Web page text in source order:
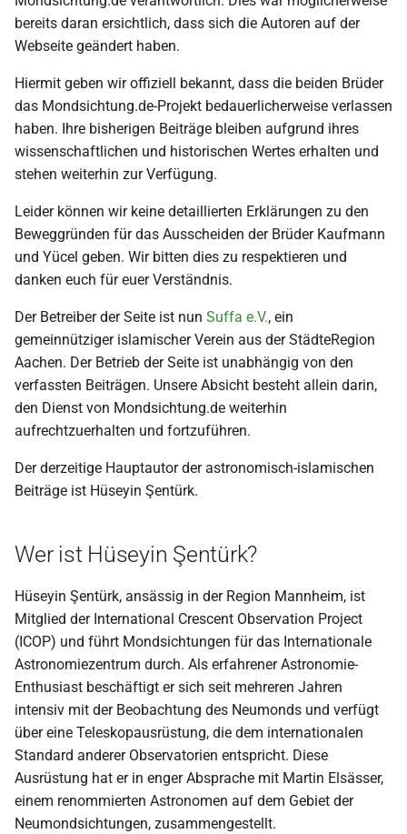
a
l
i
i
e
r
2017
2016
2015
2014
2012
2011
2010
2009
2008
2006
2005
2004
2003
2002
2001
bereits daran ersichtlich, dass sich die Autoren auf der
Webseite geändert haben.
Hiermit geben wir offiziell bekannt, dass die beiden Brüder
das Mondsichtung.de-Projekt bedauerlicherweise verlassen
haben. Ihre bisherigen Beiträge bleiben aufgrund ihres
wissenschaftlichen und historischen Wertes erhalten und
stehen weiterhin zur Verfügung.
Leider können wir keine detaillierten Erklärungen zu den
Beweggründen für das Ausscheiden der Brüder Kaufmann
und Yücel geben. Wir bitten dies zu respektieren und
danken euch für euer Verständnis.
Der Betreiber der Seite ist nun Suffa e.V., ein
gemeinnütziger islamischer Verein aus der StädteRegion
Aachen. Der Betrieb der Seite ist unabhängig von den
verfassten Beiträgen. Unsere Absicht besteht allein darin,
den Dienst von Mondsichtung.de weiterhin
aufrechtzuerhalten und fortzuführen.
Der derzeitige Hauptautor der astronomisch-islamischen
Beiträge ist Hüseyin Şentürk.
Wer ist Hüseyin Şentürk?
Hüseyin Şentürk, ansässig in der Region Mannheim, ist
Mitglied der International Crescent Observation Project
(ICOP) und führt Mondsichtungen für das Internationale
Astronomiezentrum durch. Als erfahrener Astronomie-
Enthusiast beschäftigt er sich seit mehreren Jahren
intensiv mit der Beobachtung des Neumonds und verfügt
über eine Teleskopausrüstung, die dem internationalen
Standard anderer Observatorien entspricht. Diese
Ausrüstung hat er in enger Absprache mit Martin Elsässer,
einem renommierten Astronomen auf dem Gebiet der
Neumondsichtungen, zusammengestellt.